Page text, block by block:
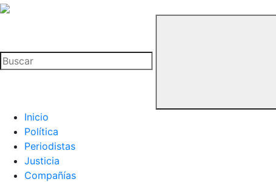
La
Buitre
Inicio
Política
Periodistas
Justicia
Compañías